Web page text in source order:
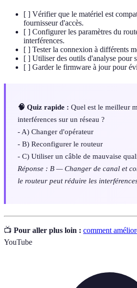
[ ] Vérifier que le matériel est
fournisseur d'accès.
[ ] Configurer les paramètres du
interférences.
[ ] Tester la connexion à différents
[ ] Utiliser des outils d'analyse pour
[ ] Garder le firmware à jour pour
🧠 Quiz rapide : Quel est le meilleur
interférences sur un réseau ?
- A) Changer d'opérateur
- B) Reconfigurer le routeur
- C) Utiliser un câble de mauvaise
Réponse : B — Changer de canal et
le routeur peut réduire les
📺 Pour aller plus loin : comment
YouTube